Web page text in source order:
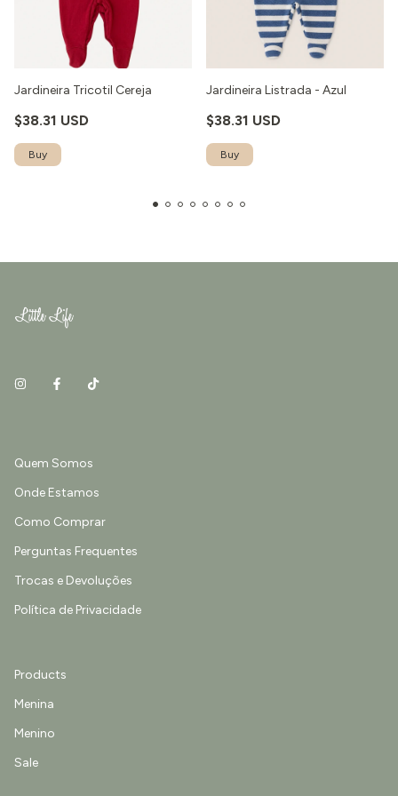
Jardineira Tricotil Cereja
$38.31 USD
Buy
Jardineira Listrada - Azul
$38.31 USD
Buy
Quem Somos
Onde Estamos
Como Comprar
Perguntas Frequentes
Trocas e Devoluções
Política de Privacidade
Products
Menina
Menino
Sale